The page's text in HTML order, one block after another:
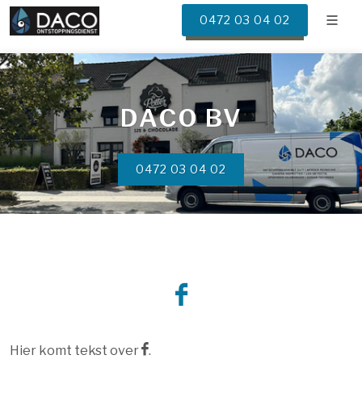
0472 03 04 02
DACO BV
0472 03 04 02
Hier komt tekst over .